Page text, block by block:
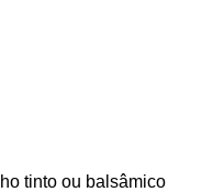
tinto ou balsâmico